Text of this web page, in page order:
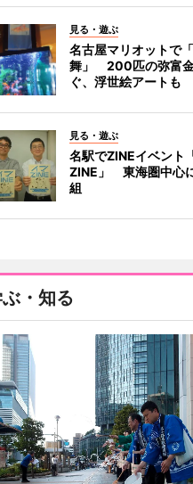
見る・遊ぶ
名古屋マリオットで
舞」 200匹の弥富
ぐ、浮世絵アートも
見る・遊ぶ
名駅でZINEイベント
ZINE」 東海圏中心
組
・知る